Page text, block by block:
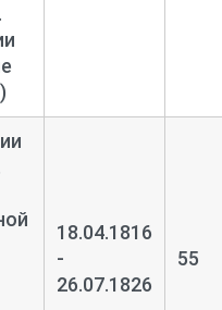
18.04.1816
-
26.07.1826
55